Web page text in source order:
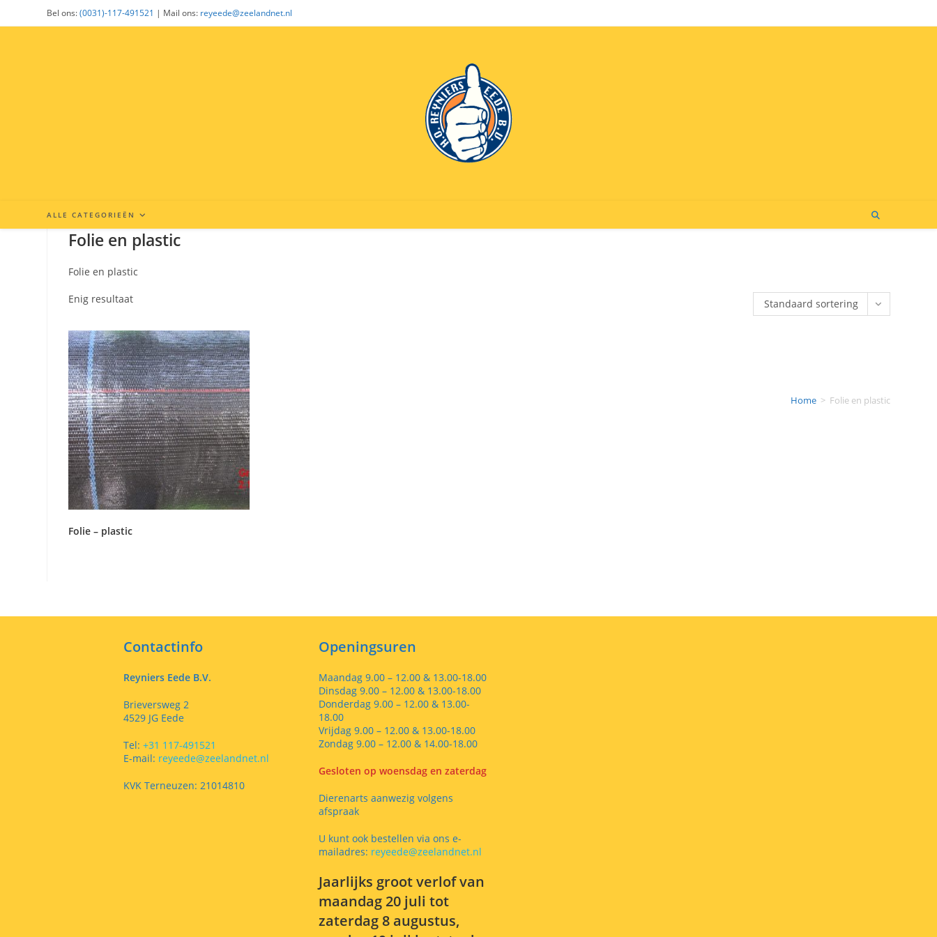
naar
Bel ons:(0031)-117-491521 | Mail ons: reyeede@zeelandnet.nl
ALLE CATEGORIEËN
Home > Folie en plastic
Folie en plastic
Folie en plastic
Enig resultaat Standaard sortering
Folie – plastic
Contactinfo
Reyniers Eede B.V.
Brieversweg 2
4529 JG Eede
Tel: +31 117-491521
E-mail: reyeede@zeelandnet.nl
KVK Terneuzen: 21014810
Openingsuren
Maandag 9.00 – 12.00 & 13.00-18.00
Dinsdag 9.00 – 12.00 & 13.00-18.00
Donderdag 9.00 – 12.00 & 13.00-
18.00
Vrijdag 9.00 – 12.00 & 13.00-18.00
Zondag 9.00 – 12.00 & 14.00-18.00
Gesloten op woensdag en zaterdag
Dierenarts aanwezig volgens
afspraak
U kunt ook bestellen via ons e-
mailadres: reyeede@zeelandnet.nl
Jaarlijks groot verlof van
maandag 20 juli tot
zaterdag 8 augustus,